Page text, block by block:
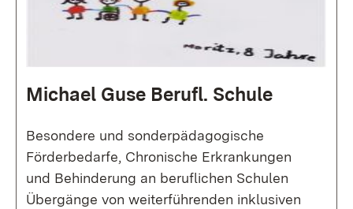
Michael Guse Berufl. Schule
Besondere und sonderpädagogische
Förderbedarfe, Chronische Erkrankungen
und Behinderung an beruflichen Schulen
Übergänge von weiterführenden inklusiven